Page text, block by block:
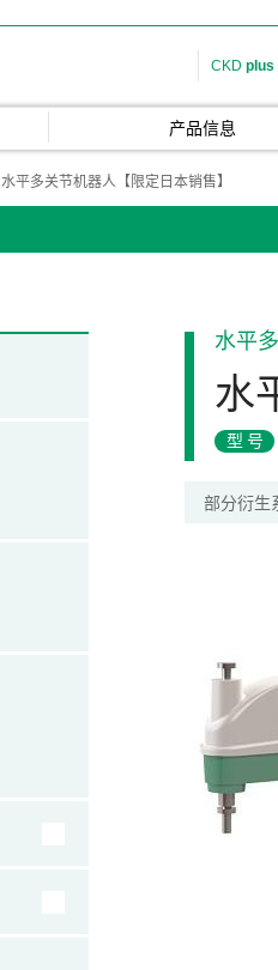
CKD plus
产品信息
水平多关节机器人【限定日本销售】
水平
水
型号
部分衍生